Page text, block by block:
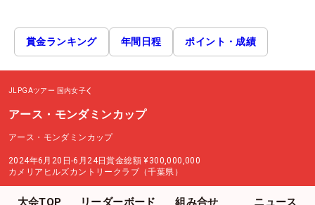
賞金ランキング 年間日程 ポイント・成績
JLPGAツアー 国内女子
アース・モンダミンカップ
アース・モンダミンカップ
2024年6月20日-6月24日賞金総額 ¥300,000,000
カメリアヒルズカントリークラブ（千葉県）